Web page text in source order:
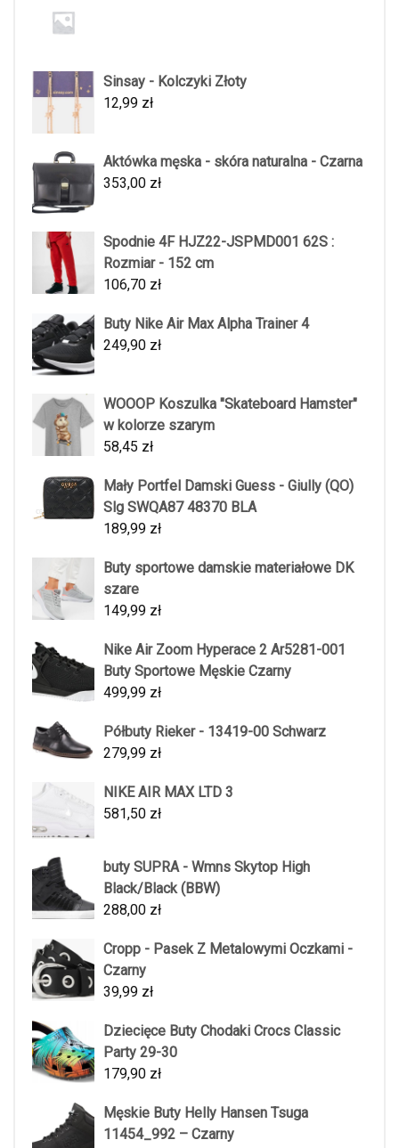
Sinsay - Kolczyki Złoty
12,99 zł
Aktówka męska - skóra naturalna - Czarna
353,00 zł
Spodnie 4F HJZ22-JSPMD001 62S :
Rozmiar - 152 cm
106,70 zł
Buty Nike Air Max Alpha Trainer 4
249,90 zł
WOOOP Koszulka "Skateboard Hamster"
w kolorze szarym
58,45 zł
Mały Portfel Damski Guess - Giully (QO)
Slg SWQA87 48370 BLA
189,99 zł
Buty sportowe damskie materiałowe DK
szare
149,99 zł
Nike Air Zoom Hyperace 2 Ar5281-001
Buty Sportowe Męskie Czarny
499,99 zł
Półbuty Rieker - 13419-00 Schwarz
279,99 zł
NIKE AIR MAX LTD 3
581,50 zł
buty SUPRA - Wmns Skytop High
Black/Black (BBW)
288,00 zł
Cropp - Pasek Z Metalowymi Oczkami -
Czarny
39,99 zł
Dziecięce Buty Chodaki Crocs Classic
Party 29-30
179,90 zł
Męskie Buty Helly Hansen Tsuga
11454_992 – Czarny